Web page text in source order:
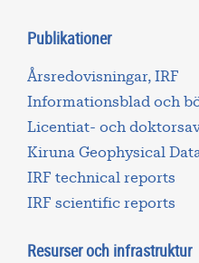
Publikationer
Årsredovisningar, IRF
Informationsblad och
Licentiat- och
Kiruna Geophysical
IRF technical reports
IRF scientific reports
Resurser och infrastruktur